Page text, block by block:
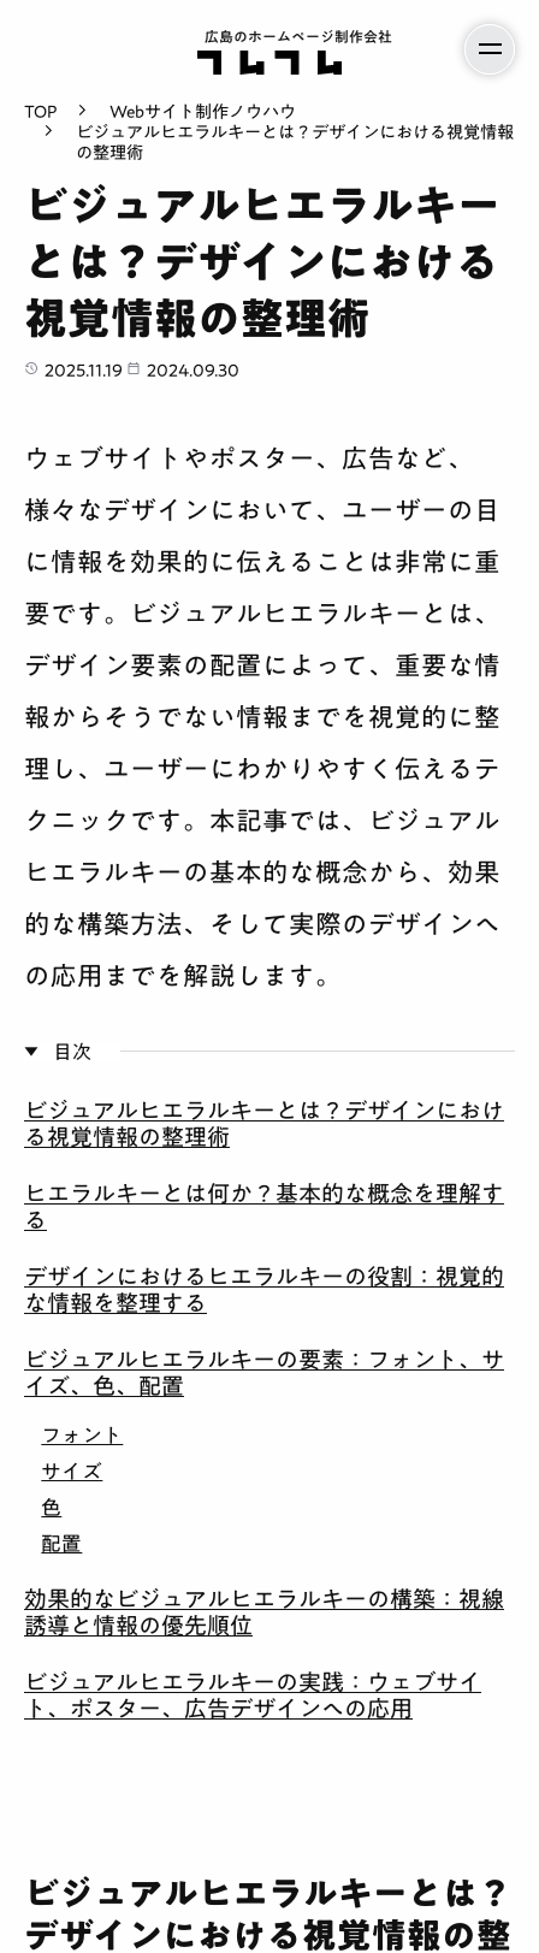
広島のホームページ制作会社
サービス案内
制作実績
会社紹介
BLOG
相談する
TOP
Webサイト制作ノウハウ
ビジュアルヒエラルキーとは？デザインにおける視覚情報
の整理術
ビジュアルヒエラルキー
とは？デザインにおける
視覚情報の整理術
2025.11.19 2024.09.30
ウェブサイトやポスター、広告など、
様々なデザインにおいて、ユーザーの目
に情報を効果的に伝えることは非常に重
要です。ビジュアルヒエラルキーとは、
デザイン要素の配置によって、重要な情
報からそうでない情報までを視覚的に整
理し、ユーザーにわかりやすく伝えるテ
クニックです。本記事では、ビジュアル
ヒエラルキーの基本的な概念から、効果
的な構築方法、そして実際のデザインへ
の応用までを解説します。
目次
ビジュアルヒエラルキーとは？デザインにおけ
る視覚情報の整理術
ヒエラルキーとは何か？基本的な概念を理解す
る
デザインにおけるヒエラルキーの役割：視覚的
な情報を整理する
ビジュアルヒエラルキーの要素：フォント、サ
イズ、色、配置
フォント
サイズ
色
配置
効果的なビジュアルヒエラルキーの構築：視線
誘導と情報の優先順位
ビジュアルヒエラルキーの実践：ウェブサイ
ト、ポスター、広告デザインへの応用
ビジュアルヒエラルキーとは？
デザインにおける視覚情報の整